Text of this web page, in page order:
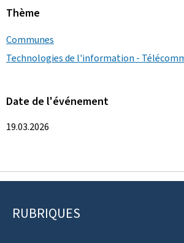
Thème
Communes
Technologies de l'information -
Date de l'événement
19.03.2026
Pied
RUBRIQUES